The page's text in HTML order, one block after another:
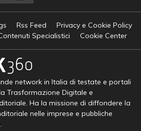
Rss Feed
Privacy e Cookie Policy
Specialistici
Cookie Center
network in Italia di testate e portali
Trasformazione Digitale e
Ha la missione di diffondere la
nelle imprese e pubbliche